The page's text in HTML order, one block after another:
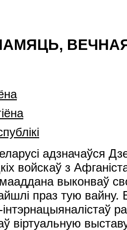
адзначаўся
войскаў з
выконваў
праз тую
віртуальную